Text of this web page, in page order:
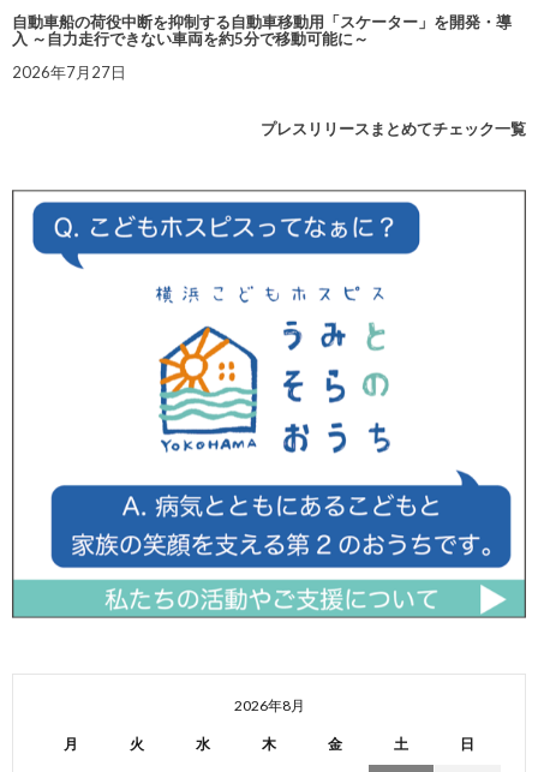
自動車船の荷役中断を抑制する自動車移動用「スケーター」を開発・導
入 ～自力走行できない車両を約5分で移動可能に～
2026年7月27日
プレスリリースまとめてチェック一覧
2026年8月
月 火 水 木 金 土 日